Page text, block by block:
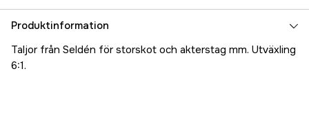
Produktinformation
Taljor från Seldén för storskot och akterstag mm. Utväxling
6:1.